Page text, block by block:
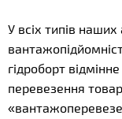
У всіх типів наших
гідроборт
перевезення